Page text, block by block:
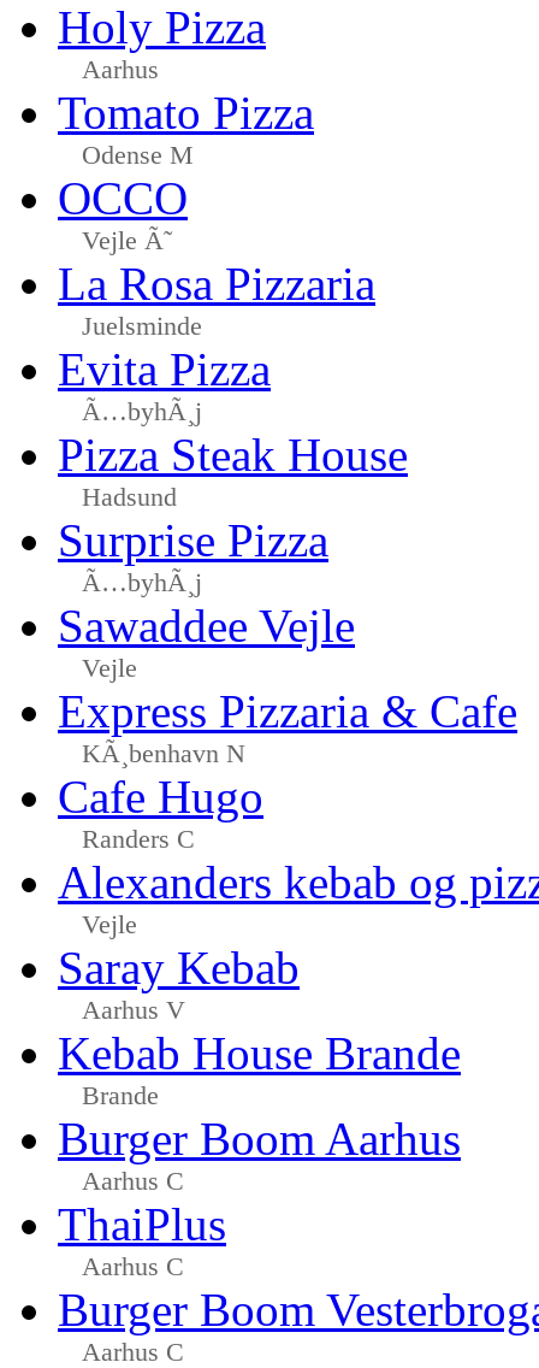
Holy Pizza
Aarhus
Tomato Pizza
Odense M
OCCO
Vejle Ã˜
La Rosa Pizzaria
Juelsminde
Evita Pizza
Ã…byhÃ¸j
Pizza Steak House
Hadsund
Surprise Pizza
Ã…byhÃ¸j
Sawaddee Vejle
Vejle
Express Pizzaria & Cafe
KÃ¸benhavn N
Cafe Hugo
Randers C
Alexanders kebab og
Vejle
Saray Kebab
Aarhus V
Kebab House Brande
Brande
Burger Boom Aarhus
Aarhus C
ThaiPlus
Aarhus C
Burger Boom
Aarhus C